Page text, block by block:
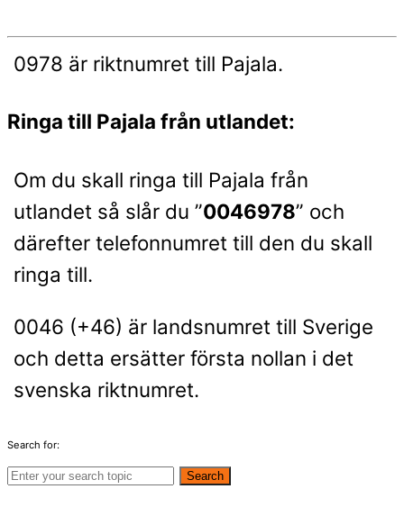
0978 är riktnumret till Pajala.
Ringa till Pajala från utlandet:
Om du skall ringa till Pajala från
utlandet så slår du ”0046978” och
därefter telefonnumret till den du skall
ringa till.
0046 (+46) är landsnumret till Sverige
och detta ersätter första nollan i det
svenska riktnumret.
Search for:
Search